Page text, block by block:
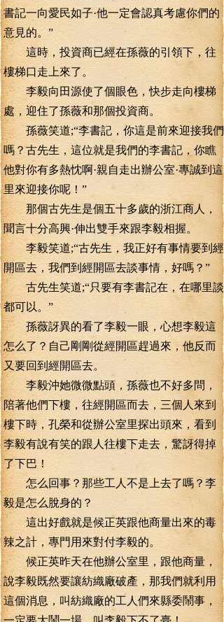
書記一向愛民如子·他一定會認真考慮你們的
意見的。”
這時，投資商已經在孫薇的引領下，往
樓梯口走上來了。
李毅向田源使了個眼色，快步走向樓梯
處，迎住了孫薇和那個投資商。
孫薇笑道;“李書記，你這是前來迎接我們
嗎？古先生，這位就是我們的李書記，你瞧
他對你有多熱忱啊·親自走出辦公室·專誠到這
里來迎接你呢！”
那個古先生是個五十多歲的浙江商人，
聞言十分高興·伸出雙手來跟李毅相握。
李毅笑道;“古先生，我正好有事情要到經
開區去，我們到經開區去談事情，好嗎？”
古先生笑道;“只要有李書記在，在哪里談
都可以。”
孫薇訝異的看了李毅一眼，心想李毅這
怎么了？自己剛剛從經開區趕過來，他反而
又要回到經開區去。
李毅沖她微微點頭，孫薇也不好多問，
陪著他們下樓，往經開區而去，三個人來到
樓下時，孔榮和從辦公室里探出頭來，看到
李毅有說有笑的跟人往樓下走去，驚訝得掉
了下巴！
怎么回事？那些工人不是上去了嗎？李
毅是怎么脫身的？
這出好戲就是候正英跟他商量出來的毒
辣之計，專門用來對付李毅的。
候正英昨天在他辦公室里，跟他商量，
說李毅既然要讓紡織廠破產，那我們就利用
這個消息，叫紡織廠的工人們來縣委鬧事，